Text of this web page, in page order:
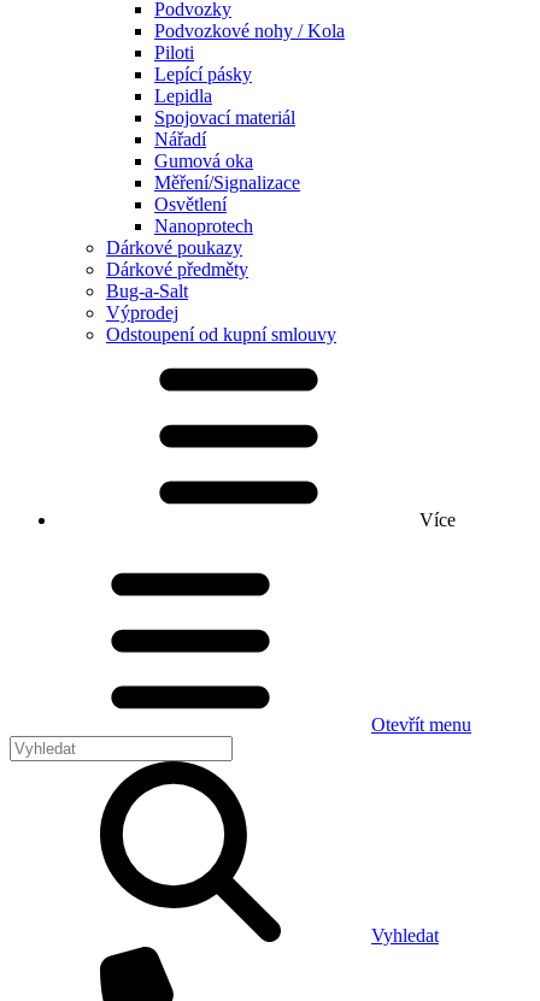
Podvozky
Podvozkové nohy / Kola
Piloti
Lepící pásky
Lepidla
Spojovací materiál
Nářadí
Gumová oka
Měření/Signalizace
Osvětlení
Nanoprotech
Dárkové poukazy
Dárkové předměty
Bug-a-Salt
Výprodej
Odstoupení od kupní smlouvy
Více
Otevřít menu
Vyhledat